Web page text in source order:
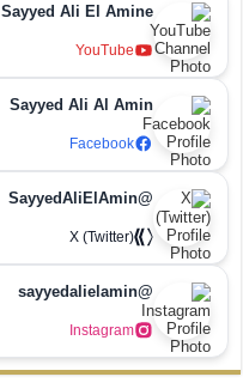
Sayyed Ali El Amine
YouTube
Sayyed Ali Al Amin
Facebook
@SayyedAliElAmin
X (Twitter)
@sayyedalielamin
Instagram